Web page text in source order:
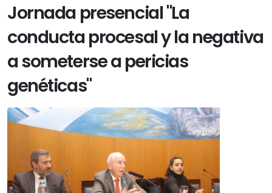
Jornada presencial "La
conducta procesal y la negativa
a someterse a pericias
genéticas"